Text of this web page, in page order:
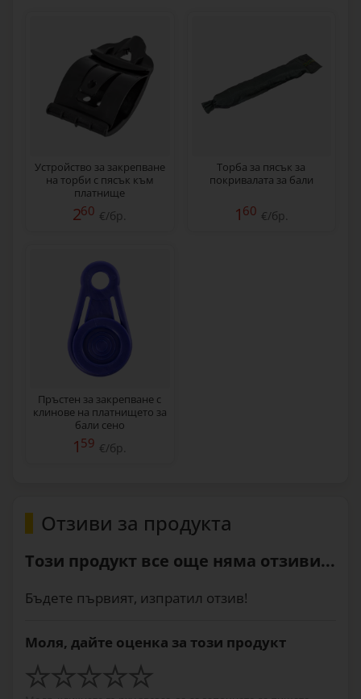
Устройство за закрепване
на торби с пясък към
платнище
260 €/бр.
Торба за пясък за
покривалата за бали
1 60 €/бр.
Пръстен за закрепване с
клинове на платнището за
бали сено
159 €/бр.
Отзиви за продукта
Този продукт все още няма отзиви...
Бъдете първият, изпратил отзив!
Моля, дайте оценка за този продукт